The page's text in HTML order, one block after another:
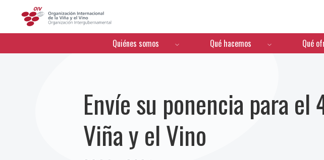
Menú de navegación
Quiénes somos Qué hacemos Qué
Envíe su ponencia para
Viña y el Vino